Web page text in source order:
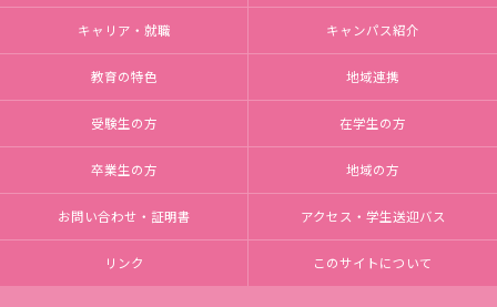
キャリア・就職 キャンパス紹介
教育の特色 地域連携
受験生の方 在学生の方
卒業生の方 地域の方
お問い合わせ・証明書 アクセス・学生送迎バス
リンク このサイトについて